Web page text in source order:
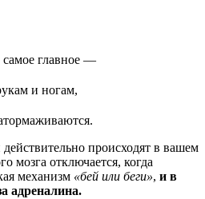
главное —
и ногам,
происходят в вашем
мозга отключается, когда
механизм «бей или беги», и в
адреналина.